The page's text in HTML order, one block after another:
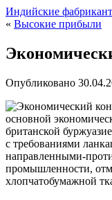
Индийские
« Высокие прибыли
Опубликовано
основной
британской
с требованиями
направленными-
промышленности,
хлопчатобумажной